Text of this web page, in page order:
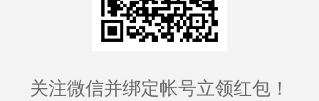
关注微信并绑定帐号立领红包！